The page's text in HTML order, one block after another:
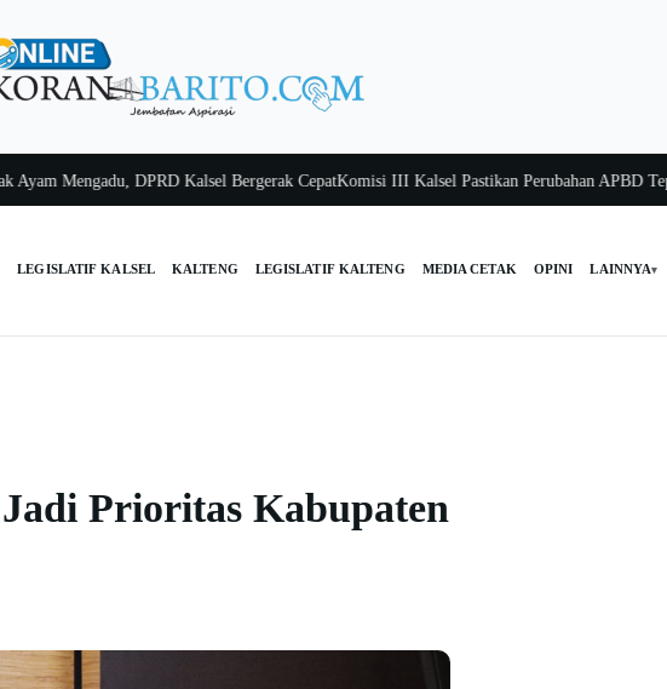
Mengadu, DPRD Kalsel Bergerak CepatKomisi III Kalsel Pastikan Perubahan APBD Tepat
LEGISLATIF KALSEL KALTENG LEGISLATIF KALTENG MEDIA CETAK OPINI LAINNYA▾
Prioritas Kabupaten